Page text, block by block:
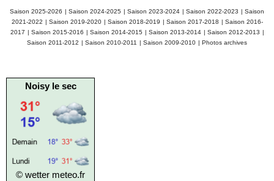
Saison 2025-2026 | Saison 2024-2025 | Saison 2023-2024 | Saison 2022-2023 | Saison
2021-2022 | Saison 2019-2020 | Saison 2018-2019 | Saison 2017-2018 | Saison 2016-
2017 | Saison 2015-2016 | Saison 2014-2015 | Saison 2013-2014 | Saison 2012-2013 |
Saison 2011-2012 | Saison 2010-2011 | Saison 2009-2010 | Photos archives
Noisy le sec
© wetter meteo.fr